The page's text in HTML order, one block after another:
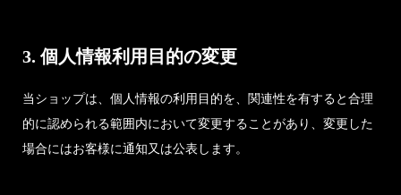
3. 個人情報利用目的の変更
当ショップは、個人情報の利用目的を、関連性を有すると合理
的に認められる範囲内において変更することがあり、変更した
場合にはお客様に通知又は公表します。